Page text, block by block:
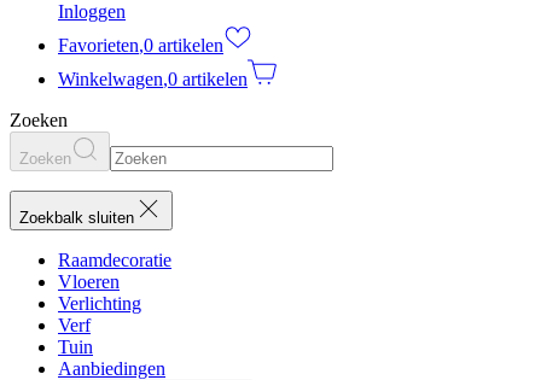
Inloggen
Favorieten,0 artikelen
Winkelwagen,0 artikelen
Zoeken
Zoeken
Zoekbalk sluiten
Raamdecoratie
Vloeren
Verlichting
Verf
Tuin
Aanbiedingen